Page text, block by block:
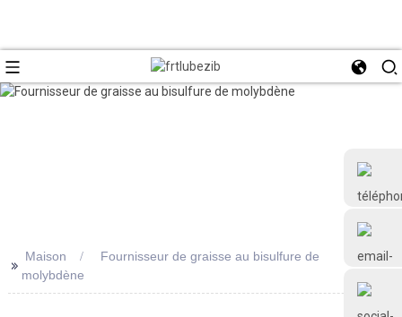
+86 18126677577
>> Maison
Fournisseur de graisse au bisulfure de
molybdène